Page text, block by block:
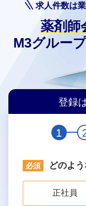
求人件数は
薬剤師
M3グルー
登録
1
どのよ
正社員